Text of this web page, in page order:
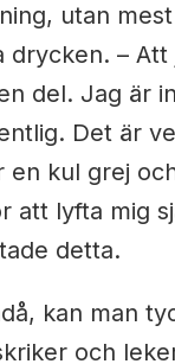
utan
drycken. – Att
del. Jag är
Det är
en kul grej
att lyfta mig
detta.
kan man
och